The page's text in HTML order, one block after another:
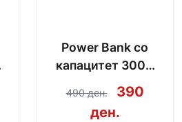
Power Bank со
капацитет 3000
mAh + кабел за
полнење
490 ден.
390
ден.